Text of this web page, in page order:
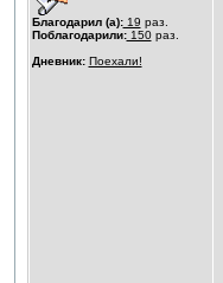
Благодарил (а):19 раз.
Поблагодарили:150раз.
Дневник: Поехали!